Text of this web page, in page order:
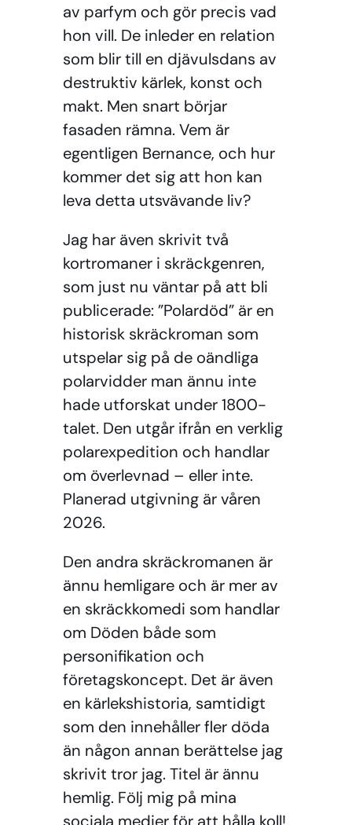
av parfym och gör precis vad
hon vill. De inleder en relation
som blir till en djävulsdans av
destruktiv kärlek, konst och
makt. Men snart börjar
fasaden rämna. Vem är
egentligen Bernance, och hur
kommer det sig att hon kan
leva detta utsvävande liv?
Jag har även skrivit två
kortromaner i skräckgenren,
som just nu väntar på att bli
publicerade: ”Polardöd” är en
historisk skräckroman som
utspelar sig på de oändliga
polarvidder man ännu inte
hade utforskat under 1800-
talet. Den utgår ifrån en verklig
polarexpedition och handlar
om överlevnad – eller inte.
Planerad utgivning är våren
2026.
Den andra skräckromanen är
ännu hemligare och är mer av
en skräckkomedi som handlar
om Döden både som
personifikation och
företagskoncept. Det är även
en kärlekshistoria, samtidigt
som den innehåller fler döda
än någon annan berättelse jag
skrivit tror jag. Titel är ännu
hemlig. Följ mig på mina